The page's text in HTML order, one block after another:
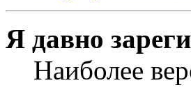
Я давно
Наиболее